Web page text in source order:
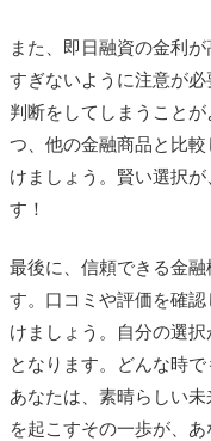
また、即日融資の金利
すぎないように注意が
判断をしてしまうこと
つ、他の金融商品と比
けましょう。賢い選択
す！
最後に、信頼できる金
す。口コミや評価を確
けましょう。自分の選
となります。どんな時
あなたは、素晴らしい
を起こすその一歩が、